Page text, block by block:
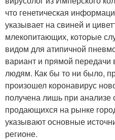
что генетическая
указывает на свиней и
млекопитающих, которые
видом для атипичной
вариант и прямой передачи
людям. Как бы то ни было,
произошел коронавирус
получена лишь при
продающихся на рынке
указывают основные
регионе.